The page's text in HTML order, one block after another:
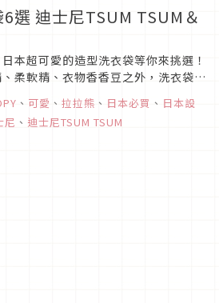
選 迪士尼TSUM TSUM＆
本超可愛的造型洗衣袋等你來挑選！
柔軟精、衣物香香豆之外，洗衣袋也
充滿樂趣，趕快來看看有哪些犯規商
超犯規圖片來源全球知名的迪士
、 可愛 、 拉拉熊 、 日本必買 、 日本設
尼 、 迪士尼TSUM TSUM